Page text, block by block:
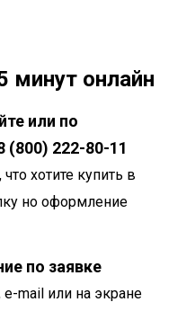
минут онлайн
или по
(800) 222-80-11
хотите купить в
но оформление
по заявке
mail или на экране